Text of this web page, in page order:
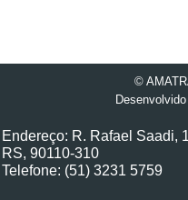
©
Endereço: R. Rafael Saadi,
RS, 90110-310
Telefone: (51) 3231 5759